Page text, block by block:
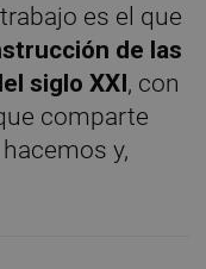
es el que
de las
siglo XXI , con
comparte
y,